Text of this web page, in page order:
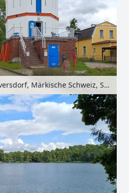
Wasserturm in Waldsieversdorf, Märkische Schweiz, Seenland Oder-Spree, Brandenburg, Deutschland